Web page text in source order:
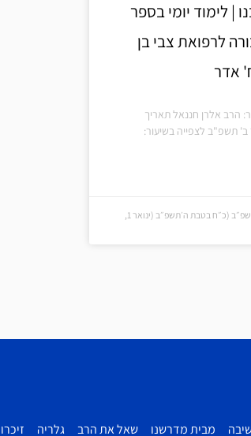
| לימוד יומי בספר
לרפואת צבי בן
אדר
הרב אלרן חננאל תאריך
ב' תשפ"ב לצפייה בשיעור:
כ״ח בטבת ה׳תשפ״ב (כ״ח בטבת ה׳תשפ״ב (ינואר 1,
מבית מדרשנו שאל את הרב גלריה